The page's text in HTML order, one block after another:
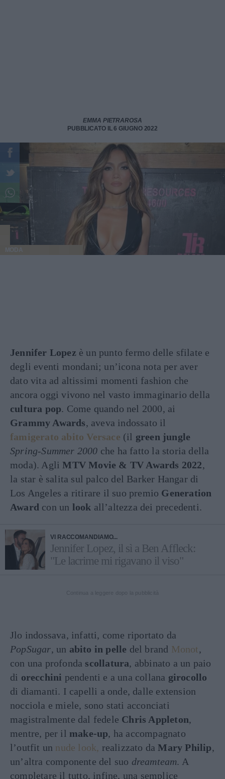
EMMA PIETRAROSA
PUBBLICATO IL 6 GIUGNO 2022
MODA
Jennifer Lopez è un punto fermo delle sfilate e
degli eventi mondani; un’icona nota per aver
dato vita ad altissimi momenti fashion che
ancora oggi vivono nel vasto immaginario della
cultura pop. Come quando nel 2000, ai
Grammy Awards, aveva indossato il
famigerato abito Versace (il green jungle
Spring-Summer 2000 che ha fatto la storia della
moda). AgliMTV Movie & TV Awards 2022,
la star è salita sul palco del Barker Hangar di
Los Angeles a ritirare il suo premio Generation
Award con un look all’altezza dei precedenti.
VI RACCOMANDIAMO...
Jennifer Lopez, il sì a Ben Affleck:
"Le lacrime mi rigavano il viso"
Jlo indossava, infatti, come riportato da
PopSugar, un abito in pelle del brand Monot,
con una profonda scollatura, abbinato a un paio
di orecchini pendenti e a una collana girocollo
di diamanti. I capelli a onde, dalle extension
nocciola e miele, sono stati acconciati
magistralmente dal fedele Chris Appleton,
mentre, per il make-up, ha accompagnato
l’outfit un nude look, realizzato daMary Philip,
un’altra componente del suo dreamteam. A
completare il tutto, infine, una semplice